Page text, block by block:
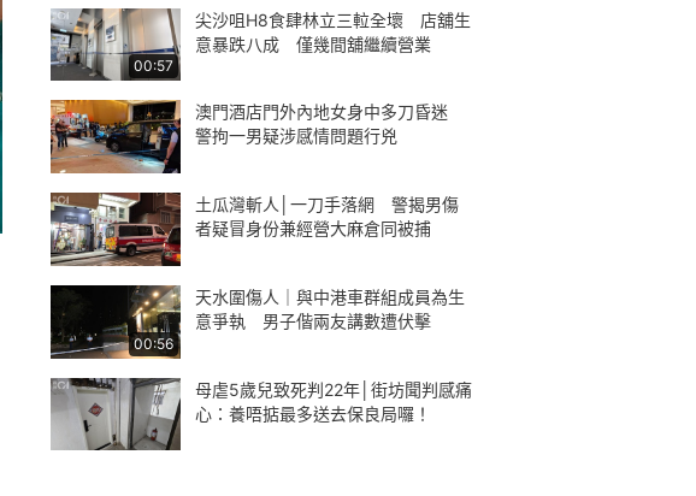
00:57
尖沙咀H8食肆林立三𨋢全壞 店舖生
意暴跌八成 僅幾間舖繼續營業
澳門酒店門外內地女身中多刀昏迷
警拘一男疑涉感情問題行兇
土瓜灣斬人│一刀手落網 警揭男傷
者疑冒身份兼經營大麻倉同被捕
00:56
天水圍傷人｜與中港車群組成員為生
意爭執 男子偕兩友講數遭伏擊
母虐5歲兒致死判22年│街坊聞判感痛
心：養唔掂最多送去保良局囉！